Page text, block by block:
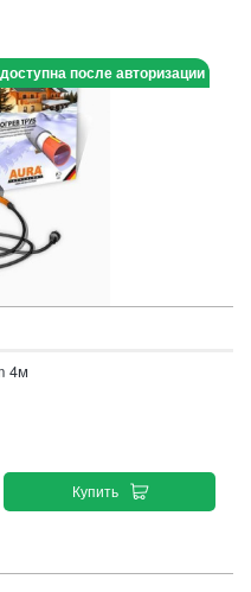
после авторизации
4м
Купить